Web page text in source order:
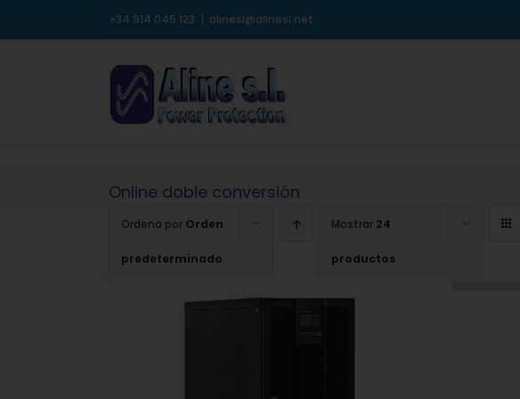
+34 914 045 123 | alinesl@alinesl.net
Online doble conversión
Ordena por Orden
predeterminado
Mostrar 24
productos